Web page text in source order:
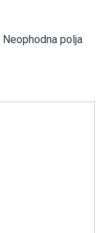
Neophodna polja